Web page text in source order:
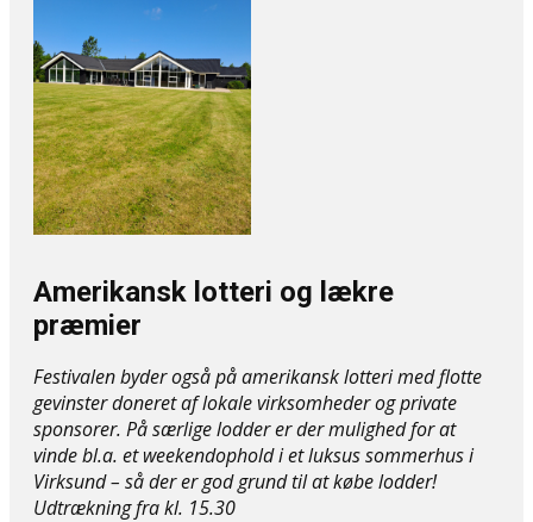
Amerikansk lotteri og lækre
præmier
Festivalen byder også på amerikansk lotteri med flotte
gevinster doneret af lokale virksomheder og private
sponsorer. På særlige lodder er der mulighed for at
vinde bl.a. et weekendophold i et luksus sommerhus i
Virksund – så der er god grund til at købe lodder!
Udtrækning fra kl. 15.30